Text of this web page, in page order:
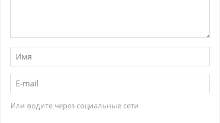
Или водите через социальные сети